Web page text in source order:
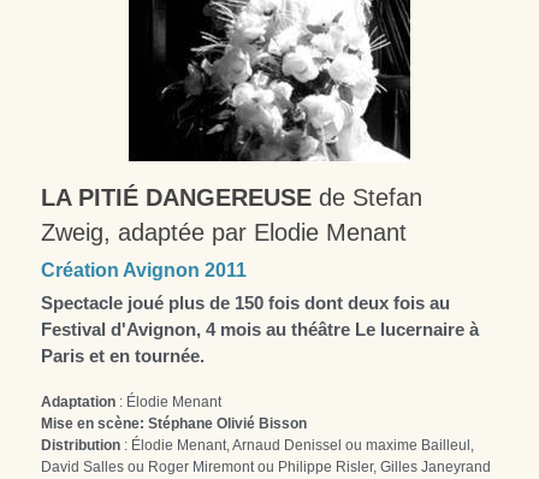
LA PITIÉ DANGEREUSE de Stefan
Zweig, adaptée par Elodie Menant
Création Avignon 2011
Spectacle joué plus de 150 fois dont deux fois au
Festival d'Avignon, 4 mois au théâtre Le lucernaire à
Paris et en tournée.
Adaptation : Élodie Menant
Mise en scène: Stéphane Olivié Bisson
Distribution : Élodie Menant, Arnaud Denissel ou maxime Bailleul,
David Salles ou Roger Miremont ou Philippe Risler, Gilles Janeyrand